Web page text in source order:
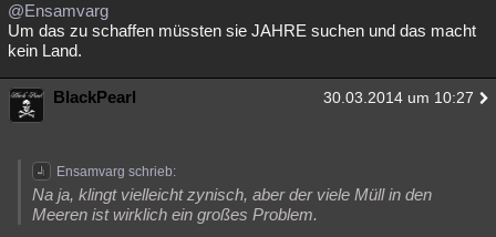
@Ensamvarg
Um das zu schaffen müssten sie JAHRE suchen und das macht
kein Land.
BlackPearl 30.03.2014 um 10:27
Ensamvarg schrieb:
Na ja, klingt vielleicht zynisch, aber der viele Müll in den
Meeren ist wirklich ein großes Problem.